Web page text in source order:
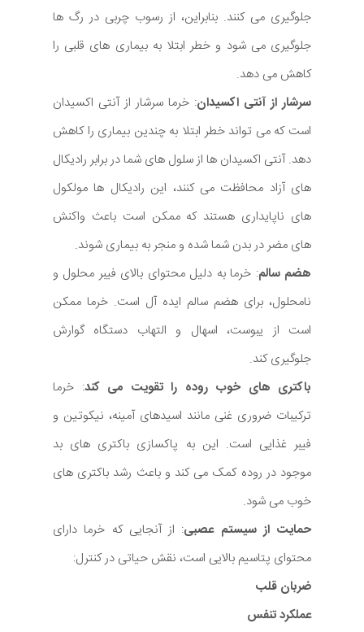
جلوگیری می کنند. بنابراین، از رسوب چربی در رگ ها
جلوگیری می شود و خطر ابتلا به بیماری های قلبی را
کاهش می دهد.
سرشار از آنتی اکسیدان: خرما سرشار از آنتی اکسیدان
است که می تواند خطر ابتلا به چندین بیماری را کاهش
دهد. آنتی اکسیدان ها از سلول های شما در برابر رادیکال
های آزاد محافظت می کنند، این رادیکال ها مولکول
های ناپایداری هستند که ممکن است باعث واکنش
های مضر در بدن شما شده و منجر به بیماری شوند.
هضم سالم: خرما به دلیل محتوای بالای فیبر محلول و
نامحلول، برای هضم سالم ایده آل است. خرما ممکن
است از یبوست، اسهال و التهاب دستگاه گوارش
جلوگیری کند.
باکتری های خوب روده را تقویت می کند: خرما
ترکیبات ضروری غنی مانند اسیدهای آمینه، نیکوتین و
فیبر غذایی است. این به پاکسازی باکتری های بد
موجود در روده کمک می کند و باعث رشد باکتری های
خوب می شود.
حمایت از سیستم عصبی: از آنجایی که خرما دارای
محتوای پتاسیم بالایی است، نقش حیاتی در کنترل:
ضربان قلب
عملکرد تنفس